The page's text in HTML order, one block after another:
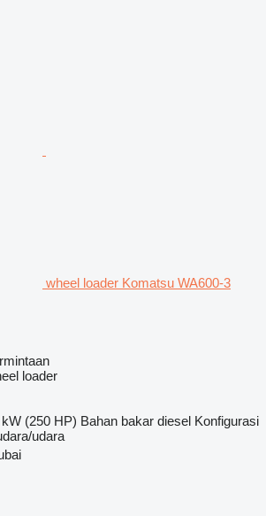
wheel loader Komatsu WA600-3
loader
kW (250 HP) Bahan bakar diesel Konfigurasi
udara